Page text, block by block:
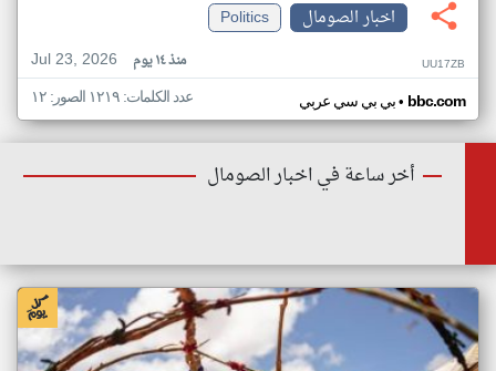
اخبار الصومال
Politics
Jul 23, 2026
منذ ١٤ يوم UU17ZB
بي بي سي عربي• bbc.com عدد الكلمات: ١٢١٩ الصور: ١٢
أخر ساعة في اخبار الصومال